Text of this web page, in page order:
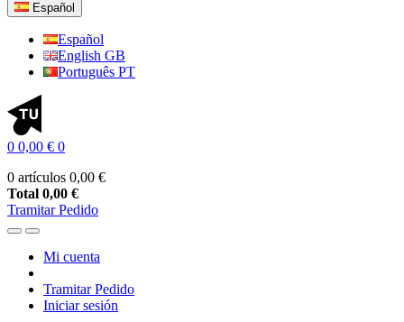
Español
Español
English GB
Português PT
0 0,00 € 0
0 artículos 0,00 €
Total 0,00 €
Tramitar Pedido
Mi cuenta
Tramitar Pedido
Iniciar sesión